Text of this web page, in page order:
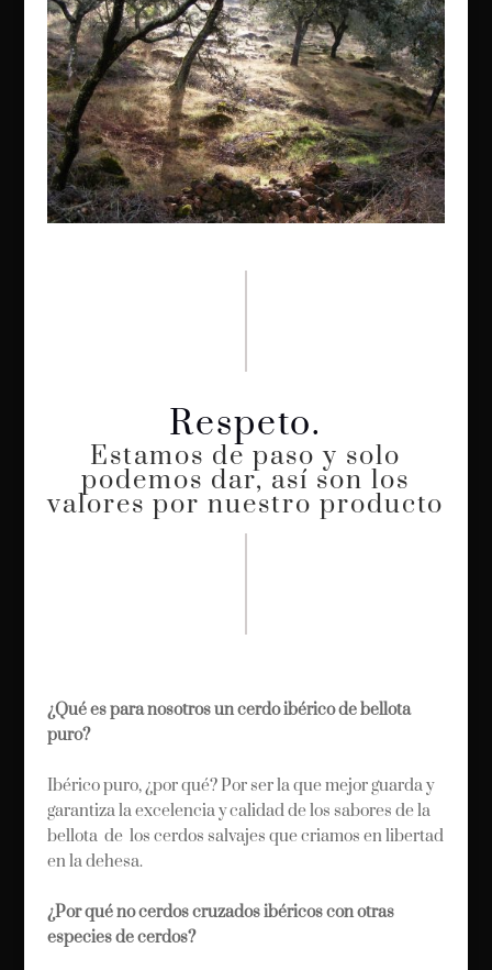
Respeto.
Estamos de paso y solo
podemos dar, así son los
valores por nuestro producto
¿Qué es para nosotros un cerdo ibérico de bellota
puro?
Ibérico puro, ¿por qué? Por ser la que mejor guarda y
garantiza la excelencia y calidad de los sabores de la
bellota de los cerdos salvajes que criamos en libertad
en la dehesa.
¿Por qué no cerdos cruzados ibéricos con otras
especies de cerdos?